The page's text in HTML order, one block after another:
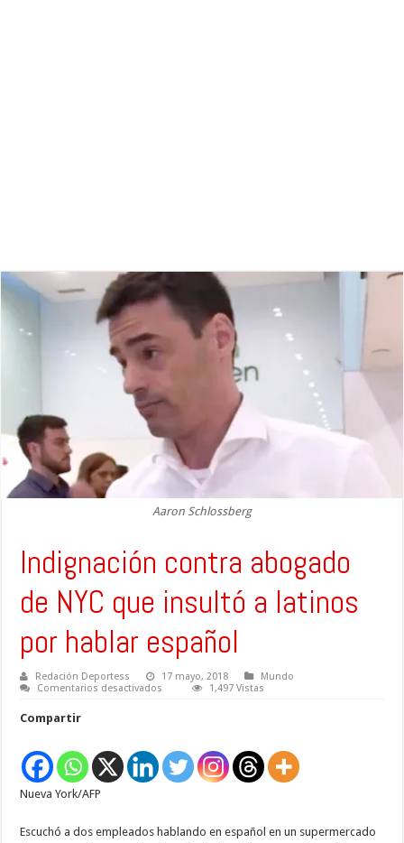
Aaron Schlossberg
Indignación contra abogado
de NYC que insultó a latinos
por hablar español
Redación Deportess 17 mayo, 2018
Mundo
Comentarios desactivados
que
insultó
a
español
1,497 Vistas
Compartir
Nueva York/AFP
Escuchó a dos empleados hablando en español en un supermercado